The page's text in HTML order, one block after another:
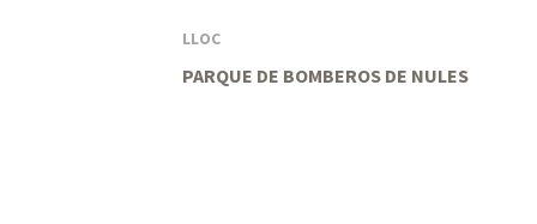
LLOC
PARQUE DE BOMBEROS DE NULES